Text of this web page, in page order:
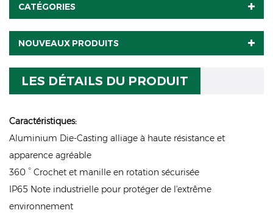
CATÉGORIES
NOUVEAUX PRODUITS
LES DÉTAILS DU PRODUIT
Caractéristiques:
Aluminium Die-Casting alliage à haute résistance et
apparence agréable
360 ° Crochet et manille en rotation sécurisée
IP65 Note industrielle pour protéger de l'extrême
environnement